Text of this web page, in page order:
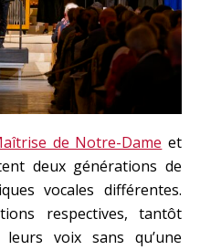
de Notre-Dame et
deux générations de
vocales différentes.
respectives, tantôt
voix sans qu’une